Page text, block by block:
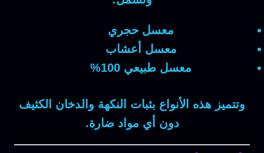
معسل حجري
معسل أعشاب
معسل طبيعي 100%
وتتميز هذه الأنواع بثبات النكهة والدخان الكثيف
دون أي مواد ضارة.